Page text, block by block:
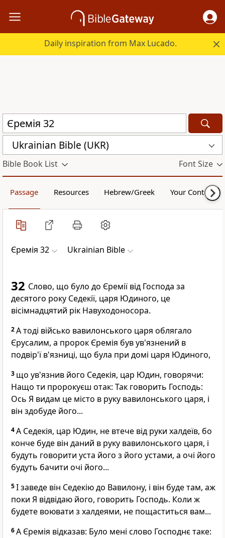
Daily inspiration from Max Lucado.
Ukrainian Bible (UKR)
Bible Book List Font Size
Passage Resources Hebrew/Greek Your Content
Єремія 32 Ukrainian Bible
32 Слово, що було до Єремії від Господа за
десятого року Седекії, царя Юдиного, це
вісімнадцятий рік Навуходоносора.
2А тоді військо вавилонського царя облягало
Єрусалим, а пророк Єремія був ув'язнений в
подвір'ї в'язниці, що була при домі царя Юдиного,
3 що ув'язнив його Седекія, цар Юдин, говорячи:
Нащо ти пророкуєш отак: Так говорить Господь:
Ось Я видам це місто в руку вавилонського царя, і
він здобуде його...
4А Седекія, цар Юдин, не втече від руки халдеїв, бо
конче буде він даний в руку вавилонського царя, і
будуть говорити уста його з його устами, а очі його
будуть бачити очі його...
5І заведе він Седекію до Вавилону, і він буде там, аж
поки Я відвідаю його, говорить Господь. Коли ж
будете воювати з халдеями, не пощаститься вам...
6А Єремія відказав: Було мені слово Господнє таке: